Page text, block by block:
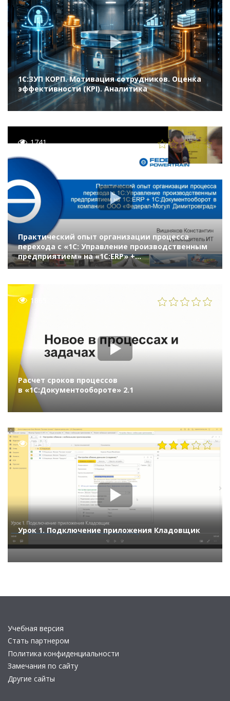
1С:ЗУП КОРП. Мотивация сотрудников. Оценка
эффективности (KPI). Аналитика
1741
Практический опыт организации процесса
перехода с «1С: Управление производственным
предприятием» на «1С:ERP» +
«1С:Документооборот» в компании «Федерал-
1865
Расчет сроков процессов
в «1С:Документообороте» 2.1
14319
Урок 1. Подключение приложения Кладовщик
Учебная версия
Стать партнером
Политика конфиденциальности
Замечания по сайту
Другие сайты